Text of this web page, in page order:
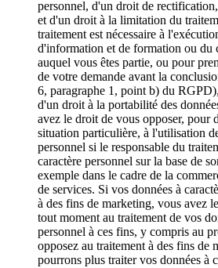
personnel, d'un droit de
et d'un droit à la limitation du
traitement est nécessaire à
d'information et de formation ou du
auquel vous êtes partie, ou pour
de votre demande avant la
6, paragraphe 1, point b) du
d'un droit à la portabilité des
avez le droit de vous opposer, pour
situation particulière, à l'utilisation
personnel si le responsable du
caractère personnel sur la base de
exemple dans le cadre de la
de services. Si vos données à
à des fins de marketing, vous avez
tout moment au traitement de vos
personnel à ces fins, y compris au
opposez au traitement à des fins de
pourrons plus traiter vos données à